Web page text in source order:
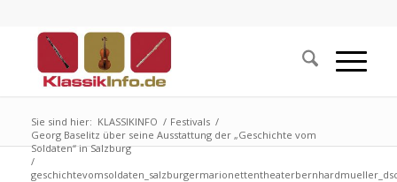
Sie sind hier: KLASSIKINFO / Festivals /
Georg Baselitz über seine Ausstattung der „Geschichte vom
Soldaten“ in Salzburg
/